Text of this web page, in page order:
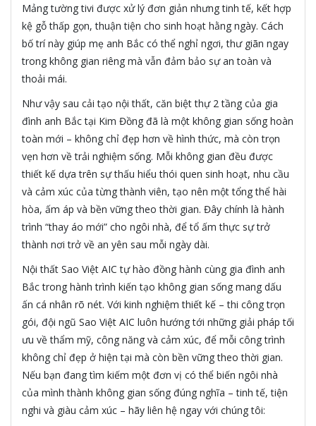
Mảng tường tivi được xử lý đơn giản nhưng tinh tế, kết hợp
kệ gỗ thấp gọn, thuận tiện cho sinh hoạt hằng ngày. Cách
bố trí này giúp mẹ anh Bắc có thể nghỉ ngơi, thư giãn ngay
trong không gian riêng mà vẫn đảm bảo sự an toàn và
thoải mái.
Như vậy sau cải tạo nội thất, căn biệt thự 2 tầng của gia
đình anh Bắc tại Kim Đồng đã là một không gian sống hoàn
toàn mới – không chỉ đẹp hơn về hình thức, mà còn trọn
vẹn hơn về trải nghiệm sống. Mỗi không gian đều được
thiết kế dựa trên sự thấu hiểu thói quen sinh hoạt, nhu cầu
và cảm xúc của từng thành viên, tạo nên một tổng thể hài
hòa, ấm áp và bền vững theo thời gian. Đây chính là hành
trình “thay áo mới” cho ngôi nhà, để tổ ấm thực sự trở
thành nơi trở về an yên sau mỗi ngày dài.
Nội thất Sao Việt AIC tự hào đồng hành cùng gia đình anh
Bắc trong hành trình kiến tạo không gian sống mang dấu
ấn cá nhân rõ nét. Với kinh nghiệm thiết kế – thi công trọn
gói, đội ngũ Sao Việt AIC luôn hướng tới những giải pháp tối
ưu về thẩm mỹ, công năng và cảm xúc, để mỗi công trình
không chỉ đẹp ở hiện tại mà còn bền vững theo thời gian.
Nếu bạn đang tìm kiếm một đơn vị có thể biến ngôi nhà
của mình thành không gian sống đúng nghĩa – tinh tế, tiện
nghi và giàu cảm xúc – hãy liên hệ ngay với chúng tôi: